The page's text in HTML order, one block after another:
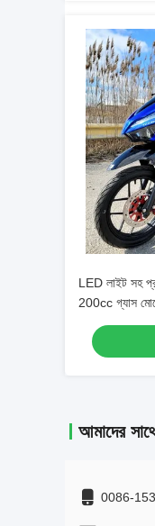
LED লাইট সহ
200cc গ্যাস
আমাদের
0086-